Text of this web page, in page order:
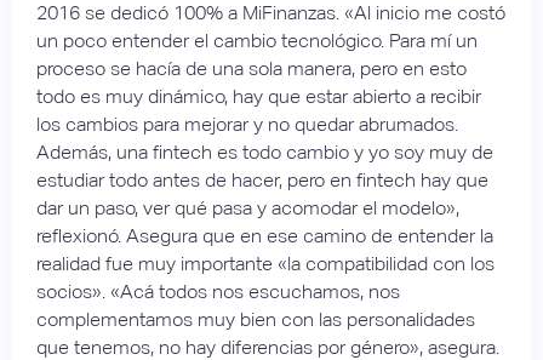
2016 se dedicó 100% a MiFinanzas. «Al inicio me costó
un poco entender el cambio tecnológico. Para mí un
proceso se hacía de una sola manera, pero en esto
todo es muy dinámico, hay que estar abierto a recibir
los cambios para mejorar y no quedar abrumados.
Además, una fintech es todo cambio y yo soy muy de
estudiar todo antes de hacer, pero en fintech hay que
dar un paso, ver qué pasa y acomodar el modelo»,
reflexionó. Asegura que en ese camino de entender la
realidad fue muy importante «la compatibilidad con los
socios». «Acá todos nos escuchamos, nos
complementamos muy bien con las personalidades
que tenemos, no hay diferencias por género», asegura.